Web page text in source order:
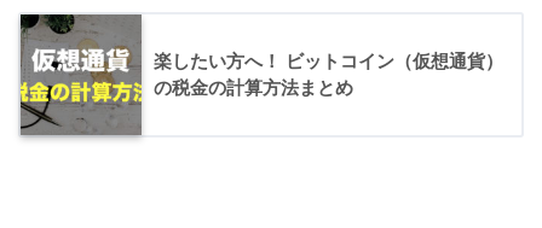
楽したい方へ！ ビットコイン（仮想通貨）
の税金の計算方法まとめ